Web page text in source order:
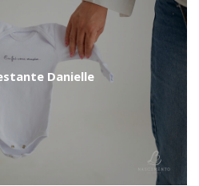
Danielle